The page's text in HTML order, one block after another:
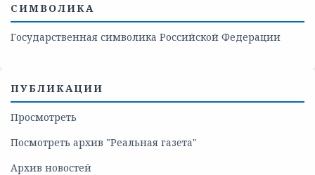
СИМВОЛИКА
Государственная символика Российской Федерации
ПУБЛИКАЦИИ
Просмотреть
Посмотреть архив "Реальная газета"
Архив новостей